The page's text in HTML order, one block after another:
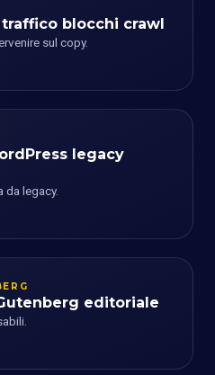
blocchi crawl
sul copy.
legacy
legacy.
editoriale